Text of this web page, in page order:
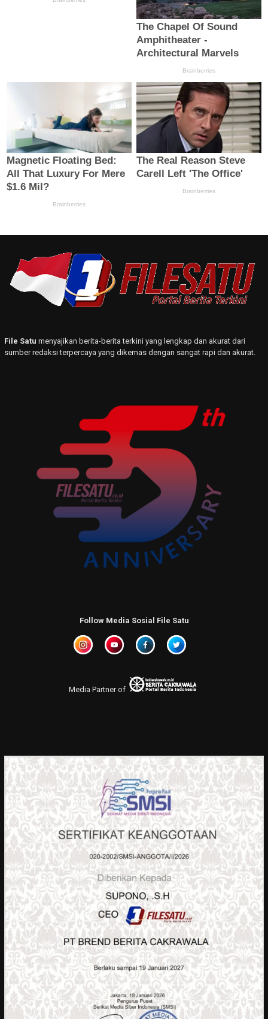
File Satu menyajikan berita-berita terkini yang lengkap dan akurat dari
sumber redaksi terpercaya yang dikemas dengan sangat rapi dan akurat.
Follow Media Sosial File Satu
Media Partner of